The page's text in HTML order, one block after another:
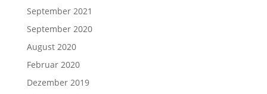
September 2021
September 2020
August 2020
Februar 2020
Dezember 2019